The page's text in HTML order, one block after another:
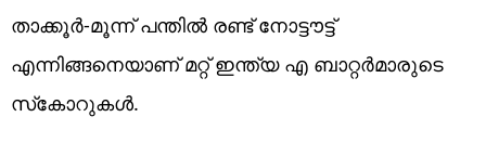
താക്കൂര്‍-മൂന്ന് പന്തില്‍ രണ്ട് നോട്ടൗട്ട്
എന്നിങ്ങനെയാണ് മറ്റ് ഇന്ത്യ എ ബാറ്റര്‍മാരുടെ
സ്‌കോറുകള്‍.